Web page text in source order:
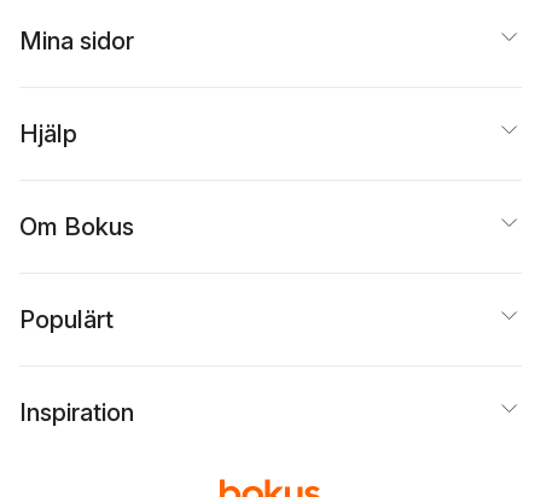
Mina sidor
Hjälp
Om Bokus
Populärt
Inspiration